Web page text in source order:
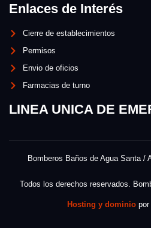
Enlaces de Interés
Cierre de establecimientos
Permisos
Envio de oficios
Farmacias de turno
LINEA UNICA DE
Bomberos Baños de Agua Santa /
Todos los derechos reservados.
Hosting y dominio por